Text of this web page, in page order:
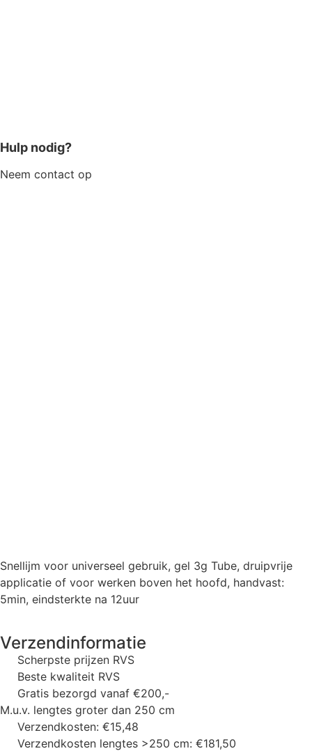
Hulp nodig?
Neem contact op
Snellijm voor universeel gebruik, gel 3g Tube, druipvrije
applicatie of voor werken boven het hoofd, handvast:
5min, eindsterkte na 12uur
Verzendinformatie
Scherpste prijzen RVS
Beste kwaliteit RVS
Gratis bezorgd vanaf €200,-
M.u.v. lengtes groter dan 250 cm
Verzendkosten: €15,48
Verzendkosten lengtes >250 cm: €181,50